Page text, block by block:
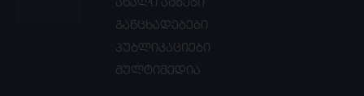
განცხადებები
პუბლიკაციები
მულტიმედია